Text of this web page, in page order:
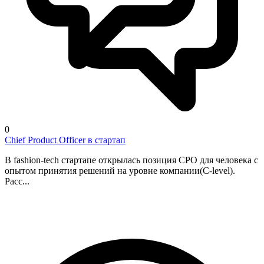
0
Chief Product Officer в стартап
В fashion-tech стартапе открылась позиция CPO для человека с
опытом принятия решений на уровне компании(C-level).
Расс...